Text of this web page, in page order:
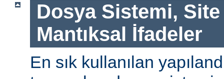
Dosya Sistemi, Site
Mantıksal İfadeler
En sık kullanılan